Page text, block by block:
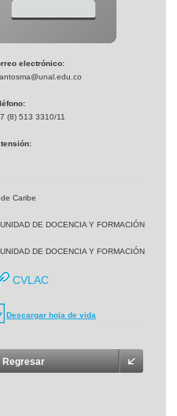
electrónico:
(8) 513 3310/11
Caribe
DE DOCENCIA Y FORMACIÓN
DE DOCENCIA Y FORMACIÓN
CVLAC
Descargar hoja de vida
Regresar